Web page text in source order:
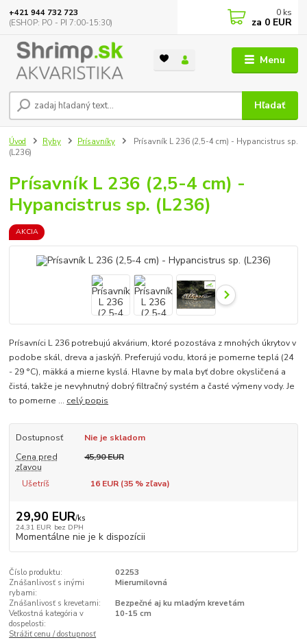
Menu
Hľadať
+421 944 732 723
(ESHOP: PO - PI 7:00-15:30)
0 ks
za 0 EUR
Úvod Ryby Prísavníky
Prísavník L 236 (2,5-4 cm) - Hypancistrus sp.
(L236)
Prísavník L 236 (2,5-4 cm) -
Hypancistrus sp. (L236)
AKCIA
Prísavníci L 236 potrebujú akvárium, ktoré pozostáva z mnohých úkrytov v
podobe skál, dreva a jaskýň. Preferujú vodu, ktorá je pomerne teplá (24
- 29 °C), mäkká a mierne kyslá. Hlavne by mala byť dobre okysličená a
čistá, takže je nevyhnutný dobrý filtračný systém a časté výmeny vody. Je
to pomerne ... celý popis
Dostupnosť
Nie je skladom
Cena pred
zľavou
45,90 EUR
Ušetríš 16 EUR (35% zľava)
29,90 EUR/ks
24,31 EUR bez DPH
Momentálne nie je k dispozícii
Číslo produktu:
02253
Znášanlivosť s inými
rybami:
Mierumilovná
Znášanlivosť s krevetami:
Bezpečné aj ku mladým krevetám
Veľkostná kategória v
dospelosti:
10-15 cm
Strážiť cenu / dostupnosť